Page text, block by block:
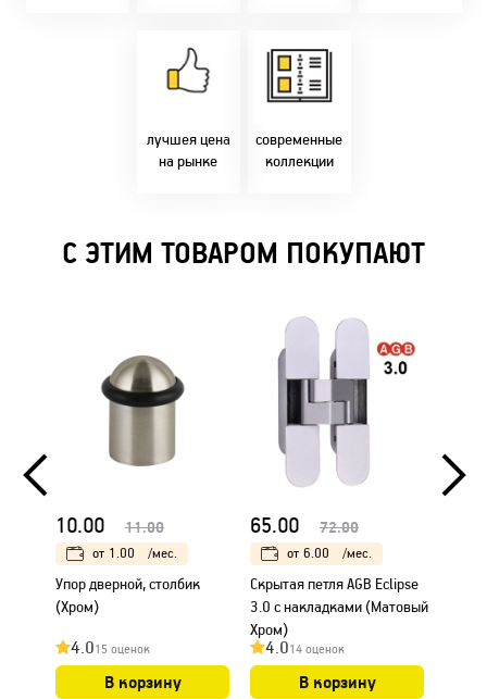
лучшея цена
на рынке
напрямую с
фабрики!
Предлагаем только
современные
коллекции
Идем в ногу с
самыми
современным
стилями и
решениями!
С ЭТИМ ТОВАРОМ ПОКУПАЮТ
10.00 11.00
от 1.00 /мес.
Упор дверной, столбик
(Хром)
4.015 оценок
В корзину
65.00 72.00
от 6.00 /мес.
Скрытая петля AGB Eclipse
3.0 с накладками (Матовый
Хром)
4.014 оценок
В корзину